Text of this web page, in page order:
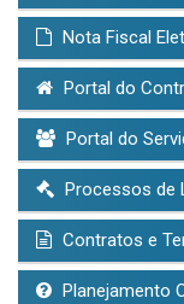
Nota Fiscal
Portal do
Portal do
Processos de
Contratos e
Planejamento